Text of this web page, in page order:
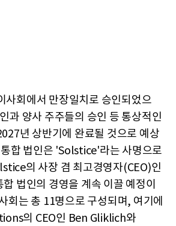
사회에서 만장일치로 승인되었으
과 양사 주주들의 승인 등 통상적인
년 상반기에 완료될 것으로 예상
합 법인은 'Solstice'라는 사명으로
의 사장 겸 최고경영자(CEO)인
법인의 경영을 계속 이끌 예정이
회는 총 11명으로 구성되며, 여기에
의 CEO인 Ben Gliklich와